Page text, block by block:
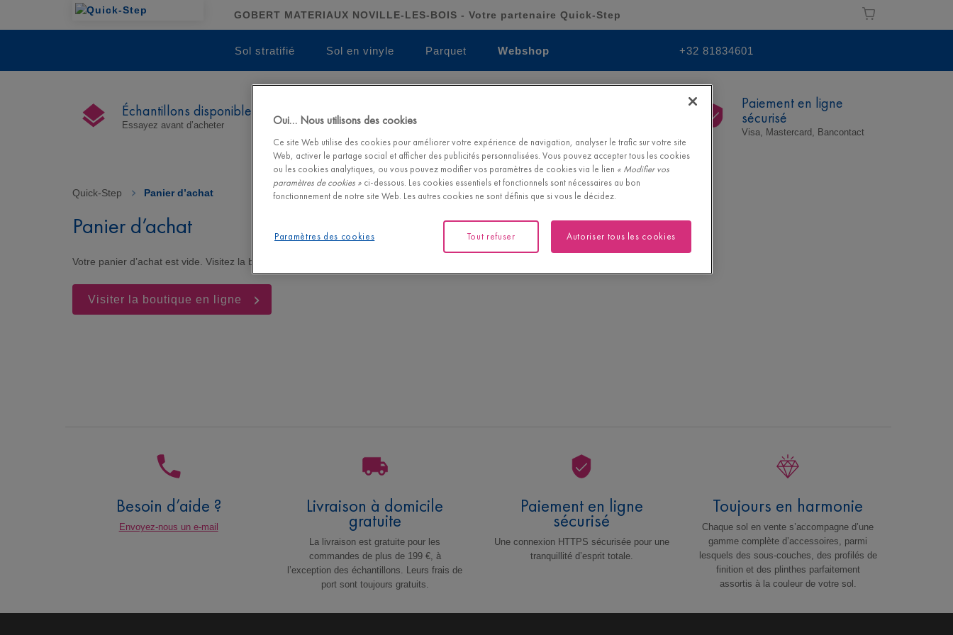
GOBERT MATERIAUX NOVILLE-LES-BOIS - Votre partenaire Quick-Step
Sol stratifié Sol en vinyle Parquet Webshop +32 81834601
Échantillons disponibles
Essayez avant d’acheter
gratuite
Pour les commandes de plus de
199€
Paiement en ligne
sécurisé
Visa, Mastercard, Bancontact
Quick-Step > Panier d’achat
Panier d’achat
Votre panier d’achat est vide. Visitez la boutique en ligne pour trouver votre sol de rêve et ses accessoires assortis.
Visiter la boutique en ligne
Besoin d’aide ?
Envoyez-nous un e-mail
Livraison à domicile
gratuite
La livraison est gratuite pour les
commandes de plus de 199 €, à
l’exception des échantillons. Leurs frais de
port sont toujours gratuits.
Paiement en ligne
sécurisé
Une connexion HTTPS sécurisée pour une
tranquillité d’esprit totale.
Toujours en harmonie
Chaque sol en vente s’accompagne d’une
gamme complète d’accessoires, parmi
lesquels des sous-couches, des profilés de
finition et des plinthes parfaitement
assortis à la couleur de votre sol.
Oui… Nous utilisons des cookies
Ce site Web utilise des cookies pour améliorer votre expérience de navigation, analyser le trafic sur votre site
Web, activer le partage social et afficher des publicités personnalisées. Vous pouvez accepter tous les cookies
ou les cookies analytiques, ou vous pouvez modifier vos paramètres de cookies via le lien « Modifier vos
paramètres de cookies » ci-dessous. Les cookies essentiels et fonctionnels sont nécessaires au bon
fonctionnement de notre site Web. Les autres cookies ne sont définis que si vous le décidez.
Paramètres des cookies Tout refuser Autoriser tous les cookies